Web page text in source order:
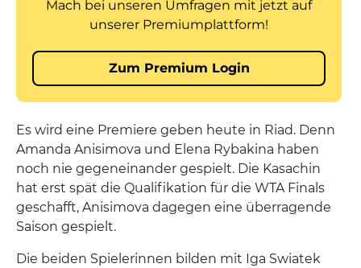
Es wird eine Premiere geben heute in Riad. Denn
Amanda Anisimova und Elena Rybakina haben
noch nie gegeneinander gespielt. Die Kasachin
hat erst spät die Qualifikation für die WTA Finals
geschafft, Anisimova dagegen eine überragende
Saison gespielt.
Die beiden Spielerinnen bilden mit Iga Swiatek